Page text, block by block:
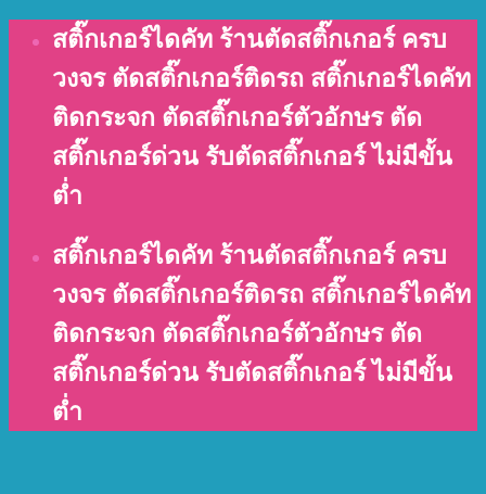
content
สติ๊กเกอร์ไดคัท ร้านตัดสติ๊กเกอร์ ครบ
วงจร ตัดสติ๊กเกอร์ติดรถ สติ๊กเกอร์ไดคัท
ติดกระจก ตัดสติ๊กเกอร์ตัวอักษร ตัด
สติ๊กเกอร์ด่วน รับตัดสติ๊กเกอร์ ไม่มีขั้น
ต่ำ
สติ๊กเกอร์ไดคัท ร้านตัดสติ๊กเกอร์ ครบ
วงจร ตัดสติ๊กเกอร์ติดรถ สติ๊กเกอร์ไดคัท
ติดกระจก ตัดสติ๊กเกอร์ตัวอักษร ตัด
สติ๊กเกอร์ด่วน รับตัดสติ๊กเกอร์ ไม่มีขั้น
ต่ำ